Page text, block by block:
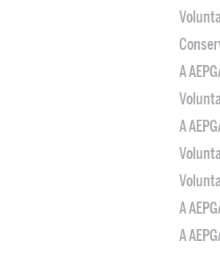
A
A
A
A